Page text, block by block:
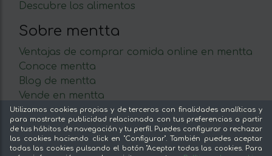
Descubre los alimentos
Sobre mentta
Ventajas de comprar comida online en mentta
Conoce mentta
Blog de mentta
Vende en mentta
Fidelización
Preguntas frecuentes
Legal
Utilizamos cookies propias y de terceros con finalidades analíticas y
para mostrarte publicidad relacionada con tus preferencias a partir
de tus hábitos de navegación y tu perfil. Puedes configurar o rechazar
las cookies haciendo click en "Configurar". También puedes aceptar
todas las cookies pulsando el botón "Aceptar todas las cookies. Para